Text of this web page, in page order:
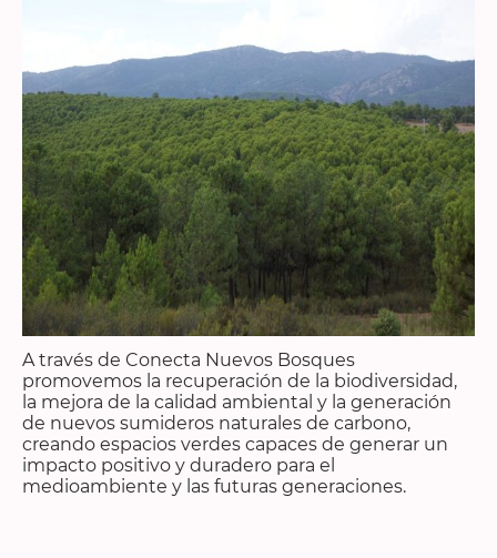
A través de Conecta Nuevos Bosques
promovemos la recuperación de la biodiversidad,
la mejora de la calidad ambiental y la generación
de nuevos sumideros naturales de carbono,
creando espacios verdes capaces de generar un
impacto positivo y duradero para el
medioambiente y las futuras generaciones.